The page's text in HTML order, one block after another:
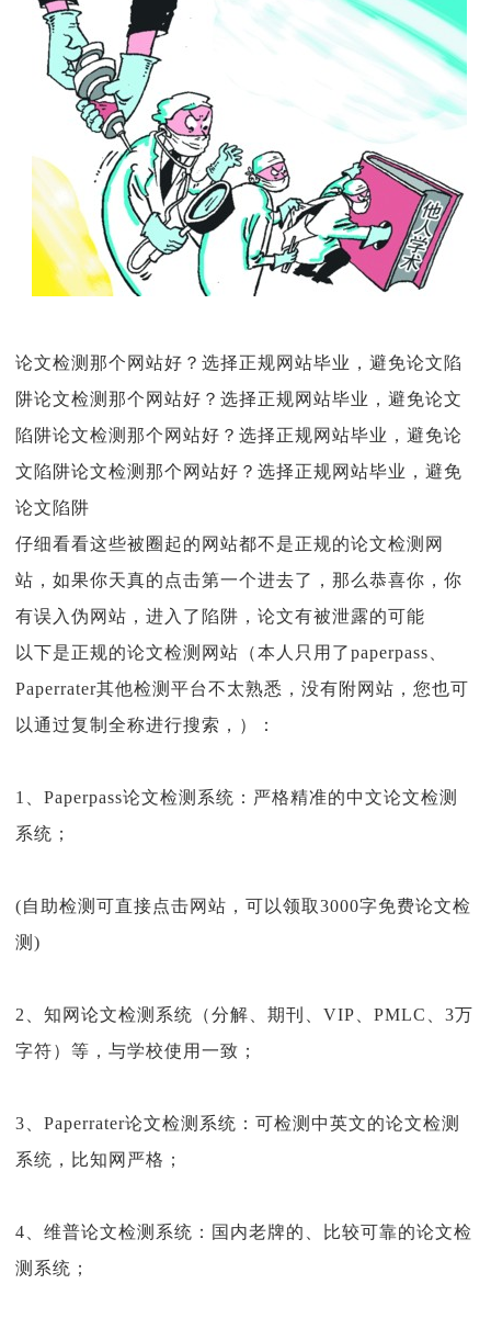
论文检测那个网站好？选择正规网站毕业，避免论文陷
阱论文检测那个网站好？选择正规网站毕业，避免论文
陷阱论文检测那个网站好？选择正规网站毕业，避免论
文陷阱论文检测那个网站好？选择正规网站毕业，避免
论文陷阱
仔细看看这些被圈起的网站都不是正规的论文检测网
站，如果你天真的点击第一个进去了，那么恭喜你，你
有误入伪网站，进入了陷阱，论文有被泄露的可能
以下是正规的论文检测网站（本人只用了paperpass、
Paperrater其他检测平台不太熟悉，没有附网站，您也可
以通过复制全称进行搜索，）：
1
、Paperpass论文检测系统：严格精准的中文论文检测
系统；
(自助检测可直接点击网站，可以领取3000字免费论文检
测)
2
、知网论文检测系统（分解、期刊、VIP、PMLC、3万
字符）等，与学校使用一致；
3 、Paperrater论文检测系统：可检测中英文的论文检测
系统，比知网严格；
4 、维普论文检测系统：国内老牌的、比较可靠的论文检
测系统；